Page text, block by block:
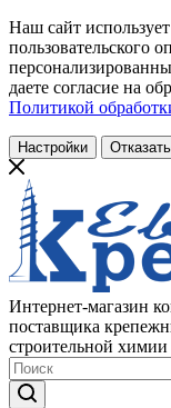
Наш сайт
пользовательского
даете согласие на
Политикой
Настройки
Интернет-магазин
поставщика
строительной